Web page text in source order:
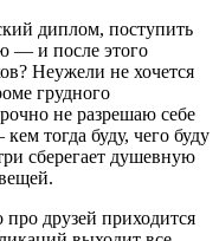
диплом, поступить
— и после этого
Неужели не хочется
грудного
не разрешаю себе
тогда буду, чего буду
сберегает душевную
друзей приходится